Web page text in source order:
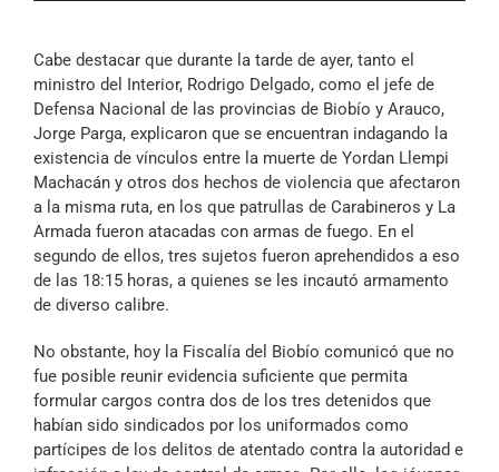
Cabe destacar que durante la tarde de ayer, tanto el
ministro del Interior, Rodrigo Delgado, como el jefe de
Defensa Nacional de las provincias de Biobío y Arauco,
Jorge Parga, explicaron que se encuentran indagando la
existencia de vínculos entre la muerte de Yordan Llempi
Machacán y otros dos hechos de violencia que afectaron
a la misma ruta, en los que patrullas de Carabineros y La
Armada fueron atacadas con armas de fuego. En el
segundo de ellos, tres sujetos fueron aprehendidos a eso
de las 18:15 horas, a quienes se les incautó armamento
de diverso calibre.
No obstante, hoy la Fiscalía del Biobío comunicó que no
fue posible reunir evidencia suficiente que permita
formular cargos contra dos de los tres detenidos que
habían sido sindicados por los uniformados como
partícipes de los delitos de atentado contra la autoridad e